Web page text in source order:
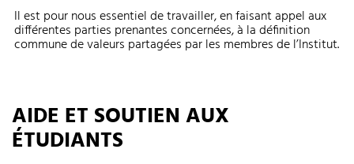
Il est pour nous essentiel de travailler, en faisant appel aux
différentes parties prenantes concernées, à la définition
commune de valeurs partagées par les membres de l’Institut.
AIDE ET SOUTIEN AUX
ÉTUDIANTS